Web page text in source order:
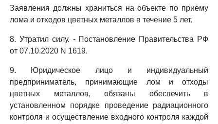
Заявления должны храниться на объекте по приему
лома и отходов цветных металлов в течение 5 лет.
8. Утратил силу. - Постановление Правительства РФ
от 07.10.2020 N 1619.
9. Юридическое лицо и индивидуальный
предприниматель, принимающие лом и отходы
цветных металлов, обязаны обеспечить в
установленном порядке проведение радиационного
контроля и осуществление входного контроля каждой